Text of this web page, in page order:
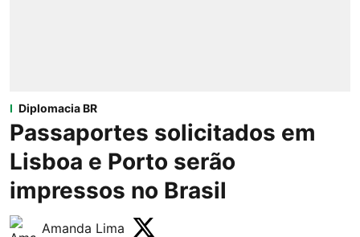
Diplomacia BR
Passaportes solicitados em
Lisboa e Porto serão
impressos no Brasil
Amanda Lima